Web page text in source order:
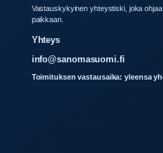
Vastauskykyinen yhteystiski, joka
paikkaan.
Yhteys
info@sanomasuomi.fi
Toimituksen vastausaika: yleensa